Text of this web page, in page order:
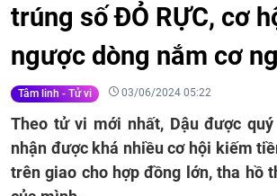
trúng số ĐỎ RỰC, cơ
ngược dòng nắm cơ
Tâm linh - Tử vi 03/06/2024 05:22
Theo tử vi mới nhất, Dậu được
nhận được khá nhiều cơ hội kiếm
trên giao cho hợp đồng lớn, tha hồ